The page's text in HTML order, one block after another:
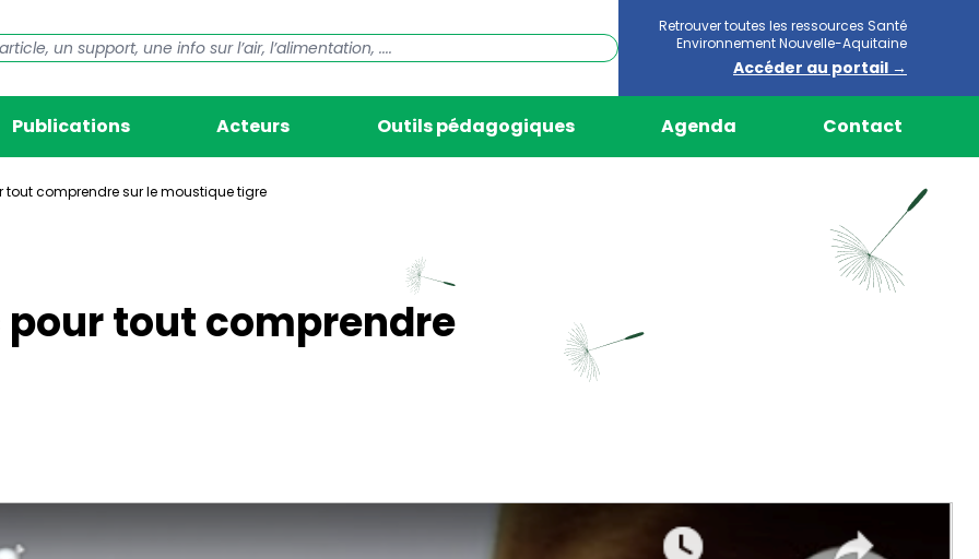
Retrouver toutes les ressources Santé
Environnement Nouvelle-Aquitaine
Accéder au portail →
Publications Acteurs Outils pédagogiques Agenda Contact
comprendre sur le moustique tigre
tout comprendre